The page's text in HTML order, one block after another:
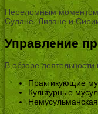
Переломным моментом
Судане, Ливане и
Управление
В обзоре
Практикующие
Культурные